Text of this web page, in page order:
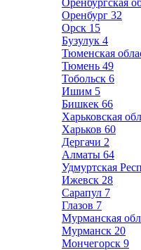
Оренбургская
Оренбург 32
Орск 15
Бузулук 4
Тюменская
Тюмень 49
Тобольск 6
Ишим 5
Бишкек 66
Харьковская
Харьков 60
Дергачи 2
Алматы 64
Удмуртская
Ижевск 28
Сарапул 7
Глазов 7
Мурманская
Мурманск 20
Мончегорск 9